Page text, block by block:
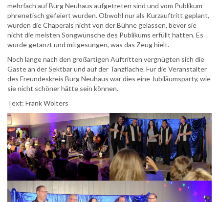
mehrfach auf Burg Neuhaus aufgetreten sind und vom Publikum
phrenetisch gefeiert wurden. Obwohl nur als Kurzauftritt geplant,
wurden die Chaperals nicht von der Bühne gelassen, bevor sie
nicht die meisten Songwünsche des Publikums erfüllt hatten. Es
wurde getanzt und mitgesungen, was das Zeug hielt.
Noch lange nach den großartigen Auftritten vergnügten sich die
Gäste an der Sektbar und auf der Tanzfläche. Für die Veranstalter
des Freundeskreis Burg Neuhaus war dies eine Jubiläumsparty, wie
sie nicht schöner hätte sein können.
Text: Frank Wolters